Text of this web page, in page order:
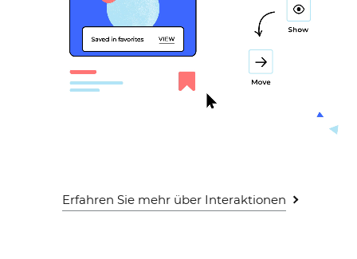
Erfahren Sie mehr über Interaktionen